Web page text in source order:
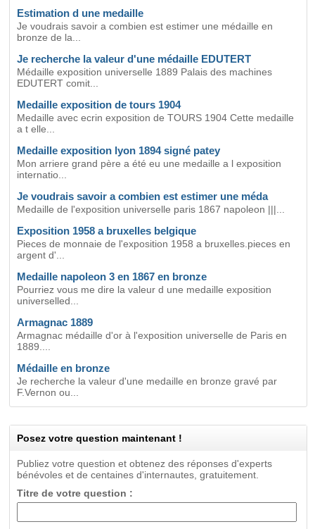
Estimation d une medaille
Je voudrais savoir a combien est estimer une médaille en
bronze de la...
Je recherche la valeur d'une médaille EDUTERT
Médaille exposition universelle 1889 Palais des machines
EDUTERT comit...
Medaille exposition de tours 1904
Medaille avec ecrin exposition de TOURS 1904 Cette medaille
a t elle...
Medaille exposition lyon 1894 signé patey
Mon arriere grand père a été eu une medaille a l exposition
internatio...
Je voudrais savoir a combien est estimer une méda
Medaille de l'exposition universelle paris 1867 napoleon |||...
Exposition 1958 a bruxelles belgique
Pieces de monnaie de l'exposition 1958 a bruxelles.pieces en
argent d'...
Medaille napoleon 3 en 1867 en bronze
Pourriez vous me dire la valeur d une medaille exposition
universelled...
Armagnac 1889
Armagnac médaille d'or à l'exposition universelle de Paris en
1889....
Médaille en bronze
Je recherche la valeur d'une medaille en bronze gravé par
F.Vernon ou...
Posez votre question maintenant !
Publiez votre question et obtenez des réponses d'experts
bénévoles et de centaines d'internautes, gratuitement.
Titre de votre question :